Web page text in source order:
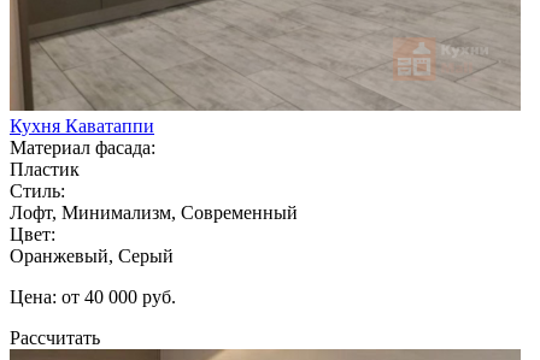
Кухня Каватаппи
Материал фасада:
Пластик
Стиль:
Лофт, Минимализм, Современный
Цвет:
Оранжевый, Серый
Цена: от 40 000 руб.
Рассчитать